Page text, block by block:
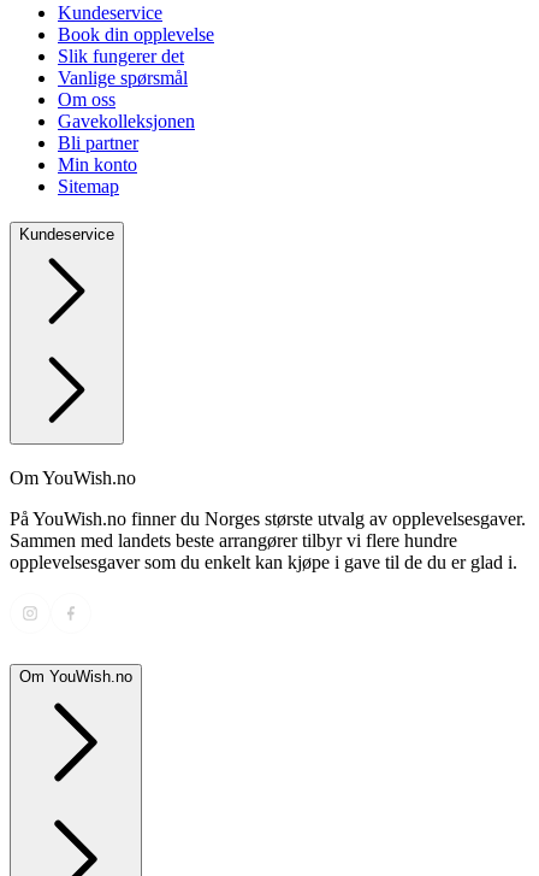
Kundeservice
Book din opplevelse
Slik fungerer det
Vanlige spørsmål
Om oss
Gavekolleksjonen
Bli partner
Min konto
Sitemap
Kundeservice
Om YouWish.no
På YouWish.no finner du Norges største utvalg av opplevelsesgaver.
Sammen med landets beste arrangører tilbyr vi flere hundre
opplevelsesgaver som du enkelt kan kjøpe i gave til de du er glad i.
Om YouWish.no